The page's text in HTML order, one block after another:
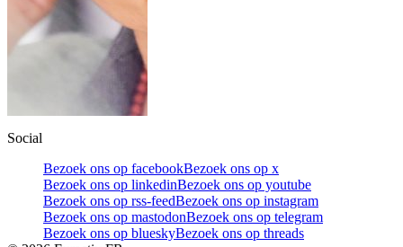
Social
Bezoek ons op facebookBezoek ons op x
Bezoek ons op linkedinBezoek ons op youtube
Bezoek ons op rss-feedBezoek ons op instagram
Bezoek ons op mastodonBezoek ons op telegram
Bezoek ons op blueskyBezoek ons op threads